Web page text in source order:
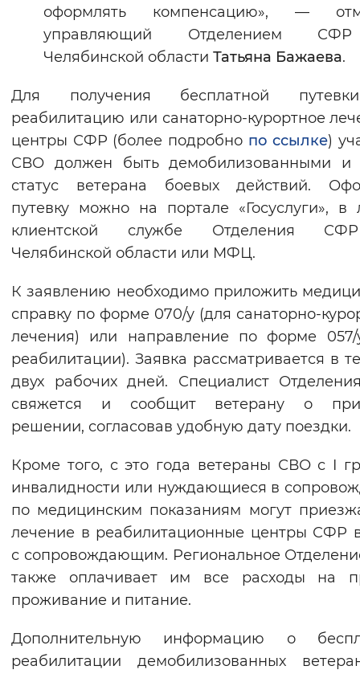
оформлять компенсацию», —
управляющий Отделением
Челябинской области Татьяна Бажаева.
Для получения бесплатной
реабилитацию или санаторно‑курортное
центры СФР (более подробно по ссылке)
СВО должен быть демобилизованными и
статус ветерана боевых действий.
путевку можно на портале «Госуслуги», в
клиентской службе Отделения
Челябинской области или МФЦ.
К заявлению необходимо приложить
справку по форме 070/у (для
лечения) или направление по форме 057/
реабилитации). Заявка рассматривается в
двух рабочих дней. Специалист
свяжется и сообщит ветерану о
решении, согласовав удобную дату поездки.
Кроме того, с это года ветераны СВО с I
инвалидности или нуждающиеся в
по медицинским показаниям могут
лечение в реабилитационные центры СФР
с сопровождающим. Региональное
также оплачивает им все расходы на
проживание и питание.
Дополнительную информацию о
реабилитации демобилизованных